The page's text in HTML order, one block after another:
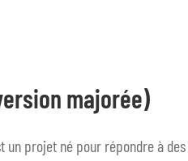
majorée)
projet né pour répondre à